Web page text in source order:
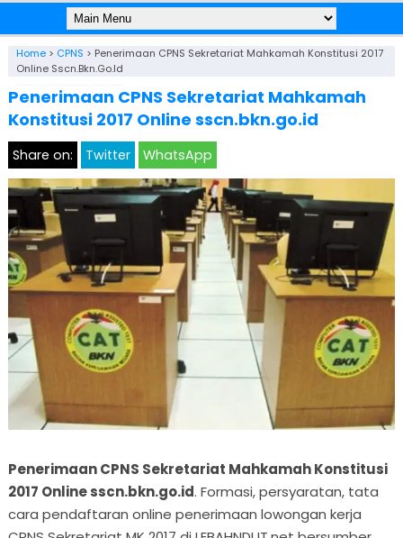
Home> CPNS > Penerimaan CPNS Sekretariat Mahkamah Konstitusi 2017
Online Sscn.bkn.go.id
Penerimaan CPNS Sekretariat Mahkamah
Konstitusi 2017 Online sscn.bkn.go.id
Share on: Twitter WhatsApp
Penerimaan CPNS Sekretariat Mahkamah Konstitusi
2017 Online sscn.bkn.go.id. Formasi, persyaratan, tata
cara pendaftaran online penerimaan lowongan kerja